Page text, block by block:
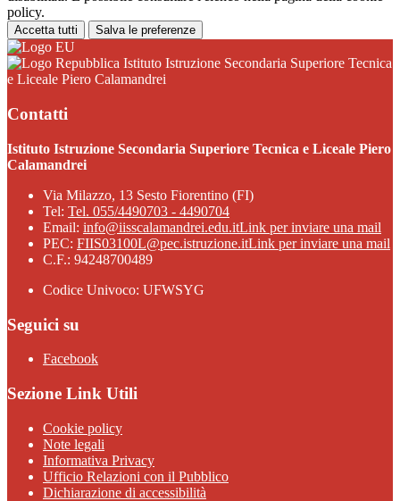
policy.
Accetta tutti Salva le preferenze
Istituto Istruzione Secondaria Superiore Tecnica
e Liceale Piero Calamandrei
Contatti
Istituto Istruzione Secondaria Superiore Tecnica e Liceale Piero
Calamandrei
Via Milazzo, 13 Sesto Fiorentino (FI)
Tel: Tel. 055/4490703 - 4490704
Email: info@iisscalamandrei.edu.itLink per inviare una mail
PEC: FIIS03100L@pec.istruzione.itLink per inviare una mail
C.F.: 94248700489
Codice Univoco: UFWSYG
Seguici su
Facebook
Sezione Link Utili
Cookie policy
Note legali
Informativa Privacy
Ufficio Relazioni con il Pubblico
Dichiarazione di accessibilità